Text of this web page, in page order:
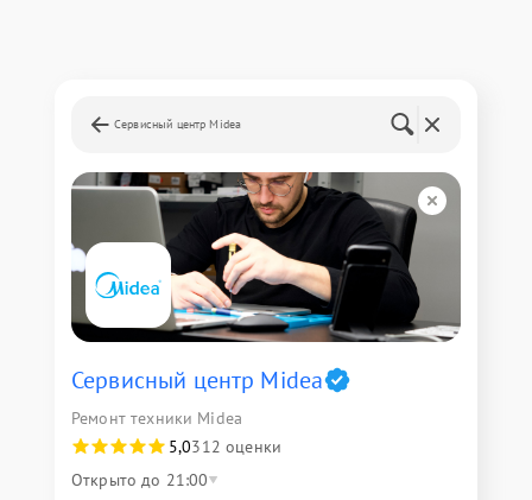
Сервисный центр Midea
Сервисный центр Midea
Ремонт техники Midea
5,0312 оценки
Открыто до 21:00